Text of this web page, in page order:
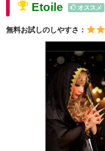
Etoile オススメ
無料お試しのしやすさ：